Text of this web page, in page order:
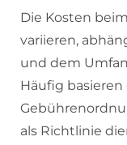
Die Kosten
variieren,
und dem
Häufig
als Richtlinie